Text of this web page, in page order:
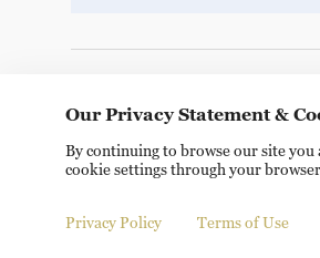
© China Radio International.CRI.
Our Privacy Statement &
By continuing to browse our site you
cookie settings through your
Privacy Policy Terms of Use